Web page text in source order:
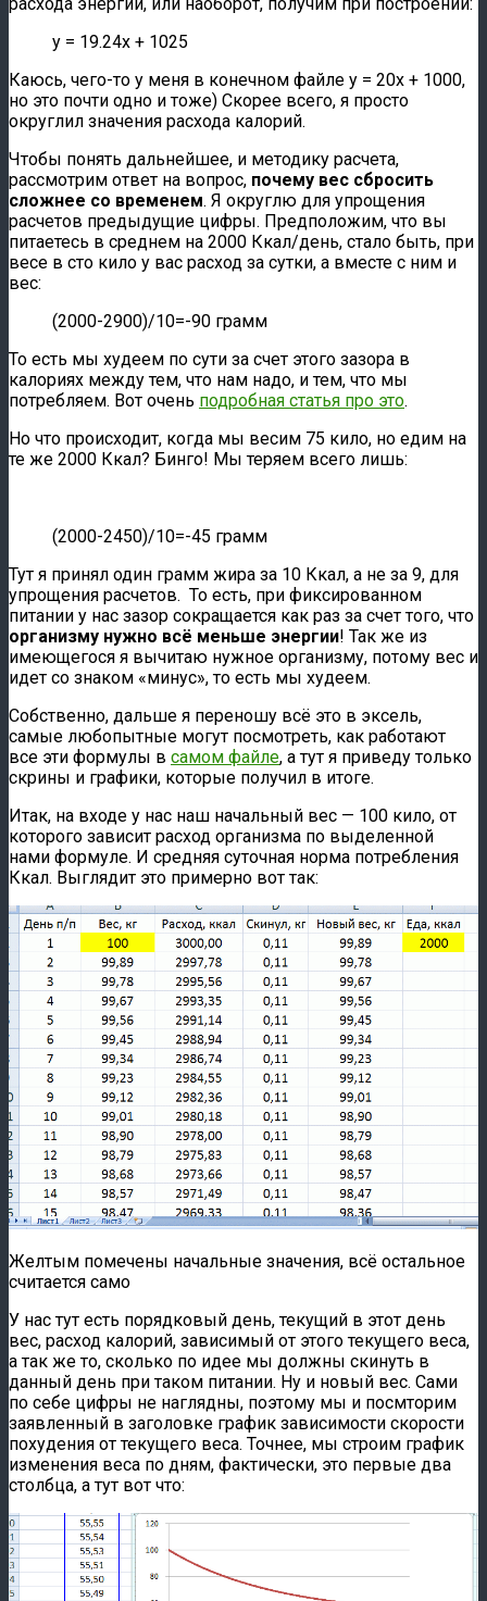
y = 19.24x + 1025
Каюсь, чего-то у меня в конечном файле y = 20x + 1000,
но это почти одно и тоже) Скорее всего, я просто
округлил значения расхода калорий.
Чтобы понять дальнейшее, и методику расчета,
рассмотрим ответ на вопрос, почему вес сбросить
сложнее со временем. Я округлю для упрощения
расчетов предыдущие цифры. Предположим, что вы
питаетесь в среднем на 2000 Ккал/день, стало быть, при
весе в сто кило у вас расход за сутки, а вместе с ним и
вес:
(2000-2900)/10=-90 грамм
То есть мы худеем по сути за счет этого зазора в
калориях между тем, что нам надо, и тем, что мы
потребляем. Вот очень подробная статья про это.
Но что происходит, когда мы весим 75 кило, но едим на
те же 2000 Ккал? Бинго! Мы теряем всего лишь:
(2000-2450)/10=-45 грамм
Тут я принял один грамм жира за 10 Ккал, а не за 9, для
упрощения расчетов. То есть, при фиксированном
питании у нас зазор сокращается как раз за счет того, что
организму нужно всё меньше энергии! Так же из
имеющегося я вычитаю нужное организму, потому вес и
идет со знаком «минус», то есть мы худеем.
Собственно, дальше я переношу всё это в эксель,
самые любопытные могут посмотреть, как работают
все эти формулы в самом файле, а тут я приведу только
скрины и графики, которые получил в итоге.
Итак, на входе у нас наш начальный вес — 100 кило, от
которого зависит расход организма по выделенной
нами формуле. И средняя суточная норма потребления
Ккал. Выглядит это примерно вот так:
Желтым помечены начальные значения, всё остальное
считается само
У нас тут есть порядковый день, текущий в этот день
вес, расход калорий, зависимый от этого текущего веса,
а так же то, сколько по идее мы должны скинуть в
данный день при таком питании. Ну и новый вес. Сами
по себе цифры не наглядны, поэтому мы и посмторим
заявленный в заголовке график зависимости скорости
похудения от текущего веса. Точнее, мы строим график
изменения веса по дням, фактически, это первые два
столбца, а тут вот что: